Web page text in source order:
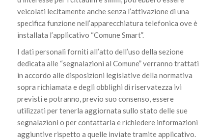
veicolati lecitamente anche senza l’attivazione di una
specifica funzione nell’apparecchiatura telefonica ove è
installata l’applicativo “Comune Smart”.
I dati personali forniti all’atto dell’uso della sezione
dedicata alle “segnalazioni al Comune” verranno trattati
in accordo alle disposizioni legislative della normativa
sopra richiamata e degli obblighi di riservatezza ivi
previsti e potranno, previo suo consenso, essere
utilizzati per tenerla aggiornata sullo stato delle sue
segnalazioni o per contattarla e richiedere informazioni
aggiuntive rispetto a quelle inviate tramite applicativo.